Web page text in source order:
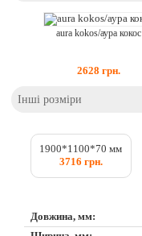
aura kokos/аура кокос
2628 грн.
Інші розміри
1900*1100*70 мм
3716 грн.
Довжина, мм: